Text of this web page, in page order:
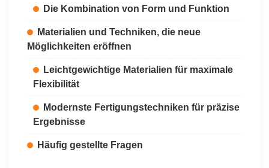
Die Kombination von Form und Funktion
Materialien und Techniken, die neue
Möglichkeiten eröffnen
Leichtgewichtige Materialien für maximale
Flexibilität
Modernste Fertigungstechniken für präzise
Ergebnisse
Häufig gestellte Fragen